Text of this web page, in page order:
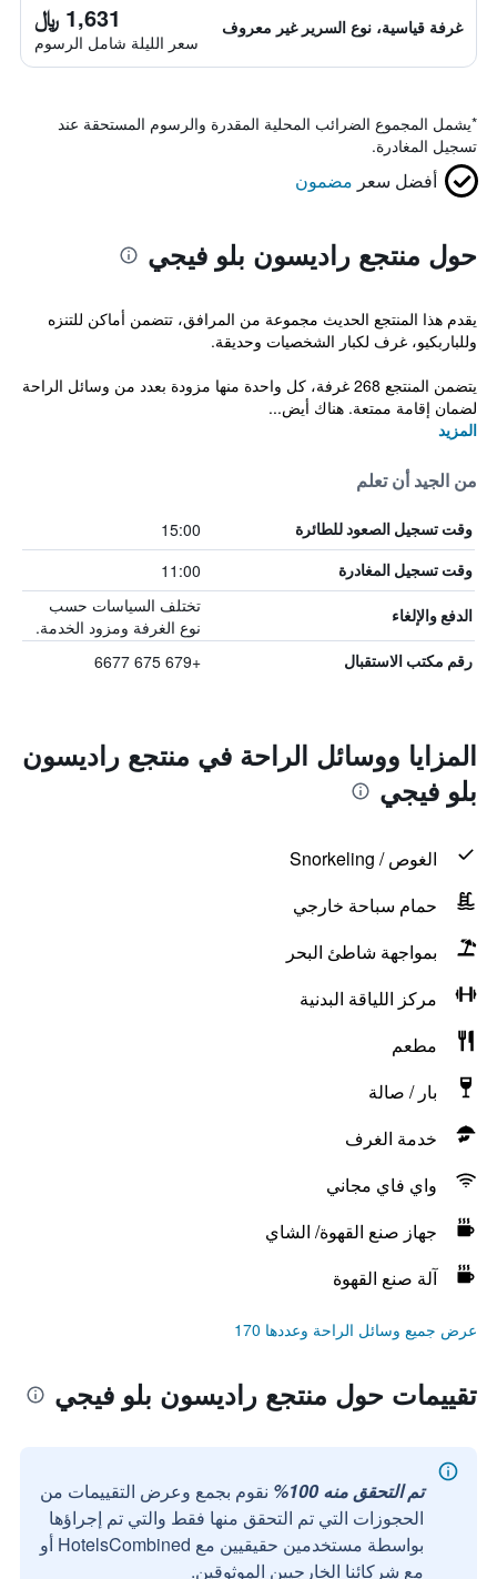
غرفة قياسية، نوع السرير غير معروف 1,631 ﷼
سعر الليلة شامل الرسوم
*يشمل المجموع الضرائب المحلية المقدرة والرسوم المستحقة عند
تسجيل المغادرة.
أفضل سعر مضمون
حول منتجع راديسون بلو فيجي
يقدم هذا المنتجع الحديث مجموعة من المرافق، تتضمن أماكن للتنزه
وللباربكيو، غرف لكبار الشخصيات وحديقة.
يتضمن المنتجع 268 غرفة، كل واحدة منها مزودة بعدد من وسائل الراحة
لضمان إقامة ممتعة. هناك أيض...
المزيد
من الجيد أن تعلم
وقت تسجيل الصعود للطائرة 15:00
وقت تسجيل المغادرة 11:00
الدفع والإلغاء
تختلف السياسات حسب
نوع الغرفة ومزود الخدمة.
رقم مكتب الاستقبال +679 675 6677
المزايا ووسائل الراحة في منتجع راديسون
بلو فيجي
الغوص / Snorkeling
حمام سباحة خارجي
بمواجهة شاطئ البحر
مركز اللياقة البدنية
مطعم
بار / صالة
خدمة الغرف
واي فاي مجاني
جهاز صنع القهوة/ الشاي
آلة صنع القهوة
عرض جميع وسائل الراحة وعددها 170
تقييمات حول منتجع راديسون بلو فيجي
تم التحقق منه 100%
نقوم بجمع وعرض التقييمات من
الحجوزات التي تم التحقق منها فقط والتي تم إجراؤها
بواسطة مستخدمين حقيقيين مع HotelsCombined أو
مع شركائنا الخارجيين الموثوقين.